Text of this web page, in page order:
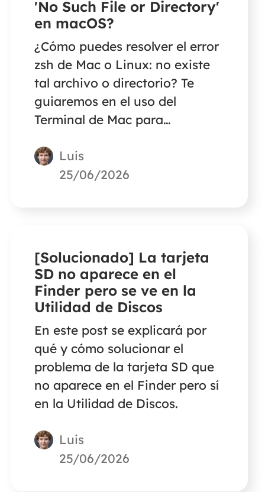
'No Such File or Directory'
en macOS?
¿Cómo puedes resolver el error
zsh de Mac o Linux: no existe
tal archivo o directorio? Te
guiaremos en el uso del
Terminal de Mac para
archivo o directorio no
encontrado con los comandos
Luis
25/06/2026
[Solucionado] La tarjeta
SD no aparece en el
Finder pero se ve en la
Utilidad de Discos
En este post se explicará por
qué y cómo solucionar el
problema de la tarjeta SD que
no aparece en el Finder pero sí
en la Utilidad de Discos.
Luis
25/06/2026